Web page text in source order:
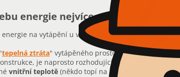
energie nejvíce ovlivňují
na vytápění u všech topných systémů
tepelná ztráta" vytápěného prostoru, tato veličina je
je naprosto rozhodujícím faktorem, čím
vnitřní teplotě (někdo topí na 19°C, jiný na 22°C i